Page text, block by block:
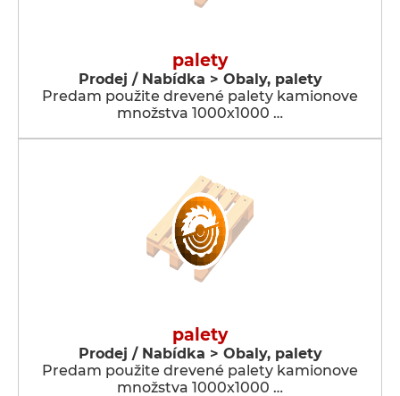
palety
Prodej / Nabídka > Obaly, palety
Predam použite drevené palety kamionove
množstva 1000x1000 …
palety
Prodej / Nabídka > Obaly, palety
Predam použite drevené palety kamionove
množstva 1000x1000 …